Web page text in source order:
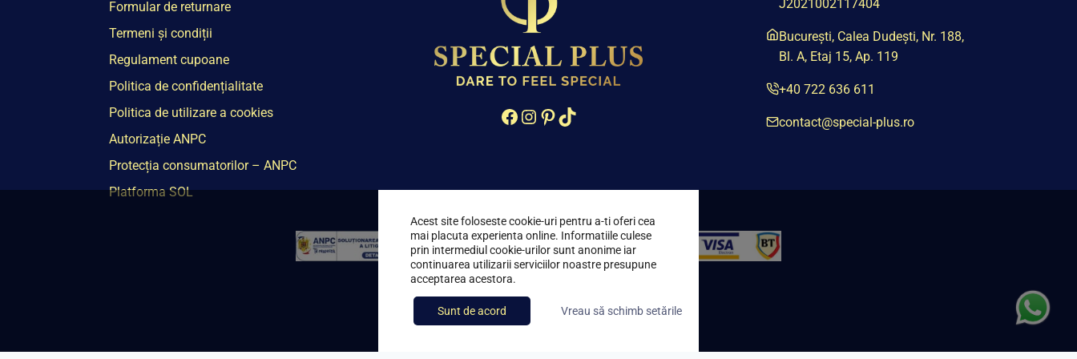
Formular de returnare
Termeni și condiții
Regulament cupoane
Politica de confidențialitate
Politica de utilizare a cookies
Autorizație ANPC
Protecția consumatorilor – ANPC
Platforma SOL
Facebook
Instagram
Pinterest
TikTok
J2021002117404
București, Calea Dudești, Nr. 188,
Bl. A, Etaj 15, Ap. 119
+40 722 636 611
contact@special-plus.ro
Toate drepturile rezervate © 2021 – 2026 Special Plus
Acest site foloseste cookie-uri pentru a-ti oferi cea
mai placuta experienta online. Informatiile culese
prin intermediul cookie-urilor sunt anonime iar
continuarea utilizarii serviciilor noastre presupune
acceptarea acestora.
Sunt de acord Vreau să schimb setările